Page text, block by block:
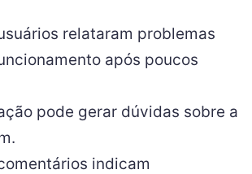
relataram problemas
após poucos
pode gerar dúvidas sobre a
indicam